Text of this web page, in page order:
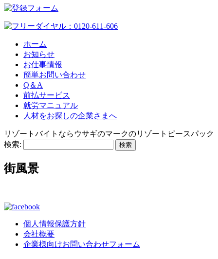
ホーム
お知らせ
お仕事情報
簡単お問い合わせ
Q＆A
前払サービス
就労マニュアル
人材をお探しの企業さまへ
リゾートバイトならウサギのマークのリゾートピースパック
検索:
街風景
個人情報保護方針
会社概要
企業様向けお問い合わせフォーム